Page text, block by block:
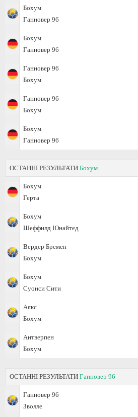
Бохум
Ганновер 96
Бохум
Ганновер 96
Ганновер 96
Бохум
Ганновер 96
Бохум
Бохум
Ганновер 96
ОСТАННІ РЕЗУЛЬТАТИ Бохум
Бохум
Герта
Бохум
Шеффилд Юнайтед
Вердер Бремен
Бохум
Бохум
Суонси Сити
Аякс
Бохум
Антверпен
Бохум
ОСТАННІ РЕЗУЛЬТАТИ Ганновер 96
Ганновер 96
Зволле